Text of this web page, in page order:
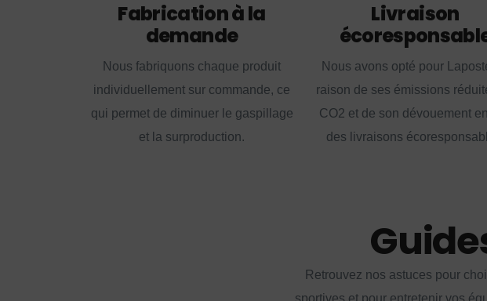
Fabrication à la
demande
Nous fabriquons chaque produit
individuellement sur commande, ce
qui permet de diminuer le gaspillage
et la surproduction.
Livraison
Nous avons opté pour
raison de ses émissions
CO2 et de son dévouement
des livraisons
Retrouvez nos astuces pour